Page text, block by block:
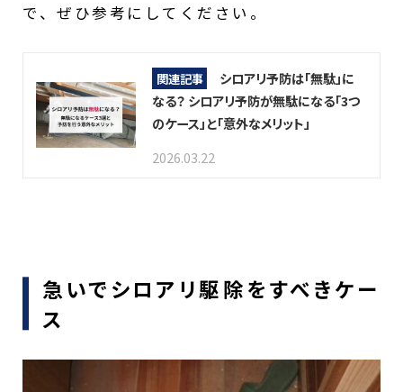
で、ぜひ参考にしてください。
関連記事
シロアリ予防は「無駄」に
なる？ シロアリ予防が無駄になる「3つ
のケース」と「意外なメリット」
2026.03.22
急いでシロアリ駆除をすべきケー
ス